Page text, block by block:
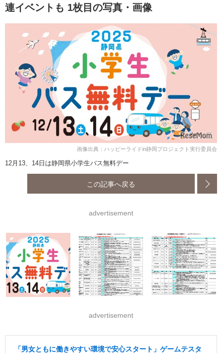
連イベントも 1枚目の写真・画像
画像出典：ハッピーライドin静岡プロジェクト実行委員会
12月13、14日は静岡県小学生バス無料デー
この記事へ戻る
advertisement
advertisement
「男女ともに働きやすい環境で安心スタート」ゲームテスタ